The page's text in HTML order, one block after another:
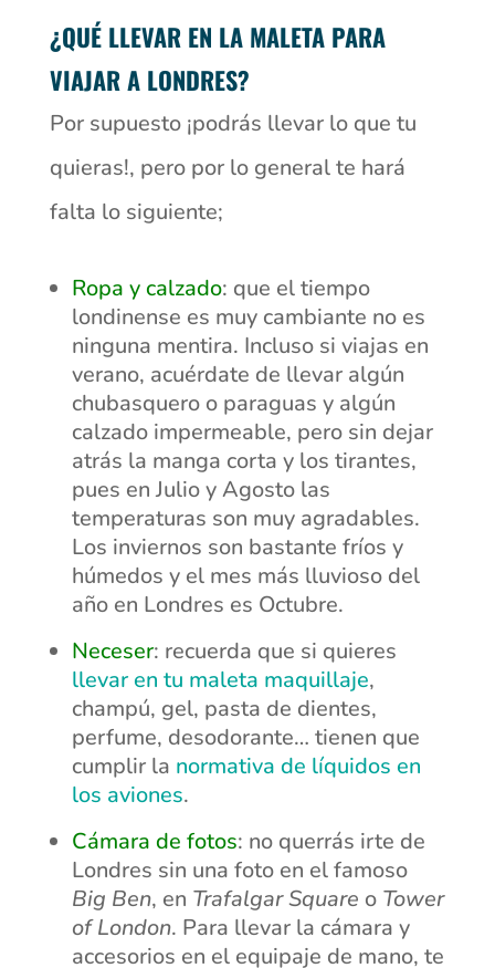
¿QUÉ LLEVAR EN LA MALETA PARA
VIAJAR A LONDRES?
Por supuesto ¡podrás llevar lo que tu
quieras!, pero por lo general te hará
falta lo siguiente;
Ropa y calzado: que el tiempo
londinense es muy cambiante no es
ninguna mentira. Incluso si viajas en
verano, acuérdate de llevar algún
chubasquero o paraguas y algún
calzado impermeable, pero sin dejar
atrás la manga corta y los tirantes,
pues en Julio y Agosto las
temperaturas son muy agradables.
Los inviernos son bastante fríos y
húmedos y el mes más lluvioso del
año en Londres es Octubre.
Neceser: recuerda que si quieres
llevar en tu maleta maquillaje,
champú, gel, pasta de dientes,
perfume, desodorante… tienen que
cumplir la normativa de líquidos en
los aviones.
Cámara de fotos: no querrás irte de
Londres sin una foto en el famoso
Big Ben, en Trafalgar Square o Tower
of London. Para llevar la cámara y
accesorios en el equipaje de mano, te